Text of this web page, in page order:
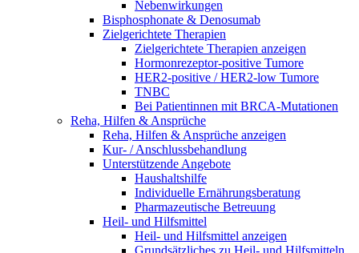
Nebenwirkungen
Bisphosphonate & Denosumab
Zielgerichtete Therapien
Zielgerichtete Therapien anzeigen
Hormonrezeptor-positive Tumore
HER2-positive / HER2-low Tumore
TNBC
Bei Patientinnen mit BRCA-Mutationen
Reha, Hilfen & Ansprüche
Reha, Hilfen & Ansprüche anzeigen
Kur- / Anschlussbehandlung
Unterstützende Angebote
Haushaltshilfe
Individuelle Ernährungsberatung
Pharmazeutische Betreuung
Heil- und Hilfsmittel
Heil- und Hilfsmittel anzeigen